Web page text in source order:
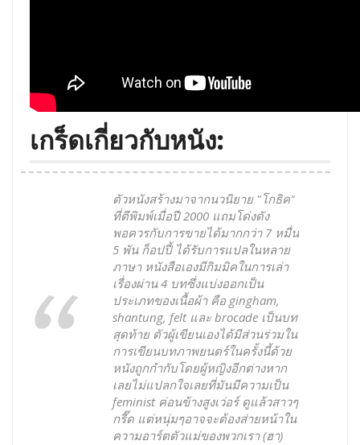
เกร็ดเกี่ยวกับหนัง:
ตัวหนังสร้างมาจากนวนิยาย "โกธิค"
ที่ตีพิมพ์เมื่อปี 2000 แถมโด่งดัง
พอควรกับการขายได้มากกว่า 7 หมื่น
5 พัน ก็อปปี้ ได้รับการแปลในหลาย
ภาษา หนังสือเองมีกิมมิคในการเล่า
เรื่องผ่าน 4 บทซึ่งแบ่งออกเป็น
ประเภทของเนื้อผ้า คือ gingham,
shantung, felt และ brocade เป็นบท
สุดท้าย ตัวผู้เขียนเองได้มีส่วนร่วมใน
การเขียนบทภาพยนตร์ในครั้งนี้ด้วย
หนังถูกกำกับโดยผู้หญิงอีกต่างหาก
เลยไม่แปลกใจเลยที่มันมีความเป็น
feminist ค่อนข้างสูงเว่อร์ ดูแล้วสาวๆ
กรี๊ด แต่หนุ่มๆอาจจะต้องส่ายหน้าใน
ความอาร์ตตัวแม่ของพวกเรา (ฮา)